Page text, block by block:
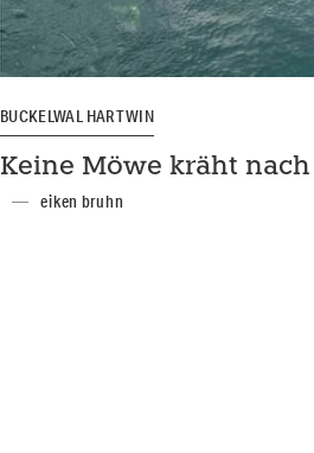
BUCKELWAL HARTWIN
Keine Möwe kräht
eiken bruhn